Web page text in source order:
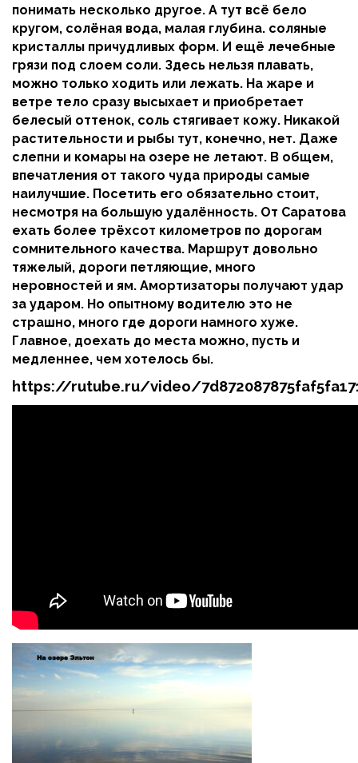
понимать несколько другое. А тут всё бело
кругом, солёная вода, малая глубина. соляные
кристаллы причудливых форм. И ещё лечебные
грязи под слоем соли. Здесь нельзя плавать,
можно только ходить или лежать. На жаре и
ветре тело сразу высыхает и приобретает
белесый оттенок, соль стягивает кожу. Никакой
растительности и рыбы тут, конечно, нет. Даже
слепни и комары на озере не летают. В общем,
впечатления от такого чуда природы самые
наилучшие. Посетить его обязательно стоит,
несмотря на большую удалённость. От Саратова
ехать более трёхсот километров по дорогам
сомнительного качества. Маршрут довольно
тяжелый, дороги петляющие, много
неровностей и ям. Амортизаторы получают удар
за ударом. Но опытному водителю это не
страшно, много где дороги намного хуже.
Главное, доехать до места можно, пусть и
медленнее, чем хотелось бы.
https://rutube.ru/video/